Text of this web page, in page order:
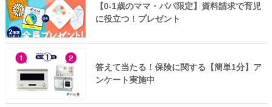
【0-1歳のママ・パパ限定】資料請求で育児
に役立つ！プレゼント
答えて当たる！保険に関する【簡単1分】ア
ンケート実施中